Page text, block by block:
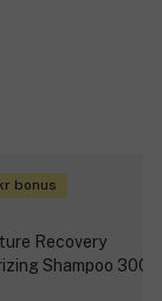
bonus